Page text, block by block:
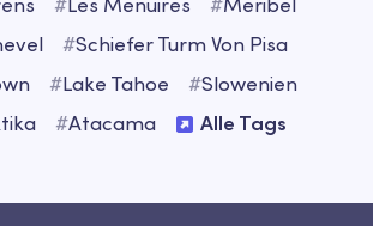
#Schiefer Turm Von Pisa
#Lake Tahoe #Slowenien
#Atacama Alle Tags